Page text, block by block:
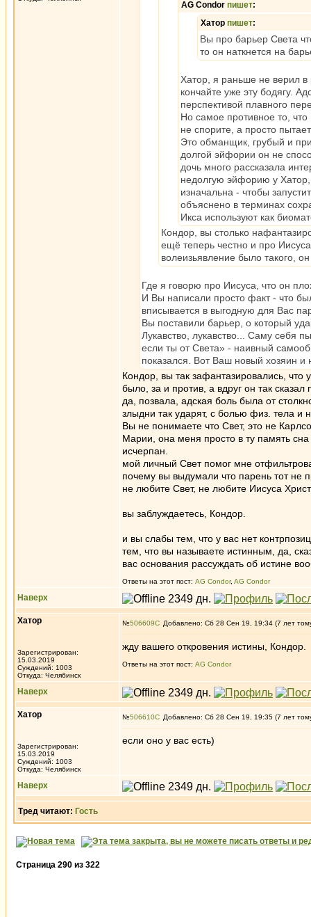
AG Condor пишет:
Хатор пишет:
Вы про барьер Света
то он наткнется на
Хатор, я раньше не верил в
кончайте уже эту бодягу.
перспективой плавного
Но самое противное то,
не спорите, а просто
Это обманщик, грубый и
долгой эйфории он не
дочь много рассказала
недолгую эйфорию у Хатор,
изначальна - чтобы
объяснено в терминах
Икса используют как
Кондор, вы столько
ещё теперь честно и про
волеизьявление было такого,
Где я говорю про Иисуса, что он
И Вы написали просто факт - что
вписывается в выгодную для Вас
Вы поставили барьер, о который
Лукавство, лукавство... Саму себя
если ты от Света» - наивный
показался. Вот Ваш новый хозяин и
Кондор, вы так зафантазировались,
было, за и против, а вдруг он так
да, позвала, адская боль была от
злыдни так ударят, с болью физ. тела и
Вы не понимаете что Свет, это не
Марии, она меня просто в ту память
исчерпан.
мой личный Свет помог мне
почему вы выдумали что парень тот не
не любите Свет, не любите Иисуса
вы заблуждаетесь, Кондор.
и вы слабы тем, что у вас нет
тем, что вы называете истинным, да,
вас основания рассуждать об истине
Ответы на этот пост: AG Condor, AG Condor
Наверх
Хатор
Зарегистрирован:
15.03.2019
Суждений: 1003
Откуда: Челябинск
№506609 Добавлено: Сб 28 Сен 19, 19:34 (7 лет
жду вашего откровения истины, Кондор.
Ответы на этот пост: AG Condor
Наверх
Хатор
Зарегистрирован:
15.03.2019
Суждений: 1003
Откуда: Челябинск
№506610 Добавлено: Сб 28 Сен 19, 19:35 (7 лет
если оно у вас есть)
Наверх
Тред читают: Гость
Страница 290 из 322